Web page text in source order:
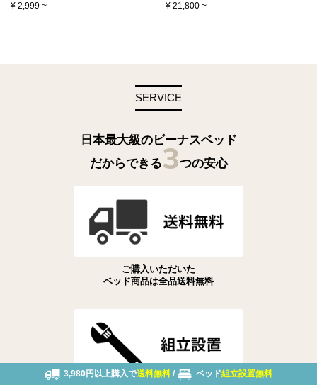
¥ 2,999 ~
¥ 21,800 ~
SERVICE
日本最大級のビーナスベッド
だからできる3つの安心
ご購入いただいた
ベッド商品は全品送料無料
3,980円以上購入で送料無料 / ベッド組立設置無料